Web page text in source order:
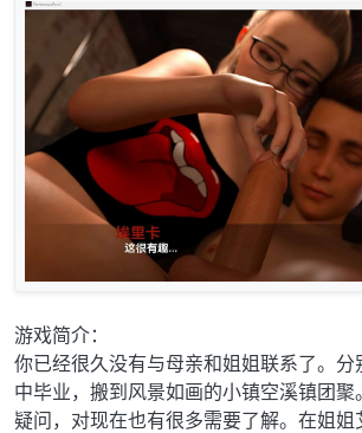
游戏简介：
你已经很久没有与母亲和姐姐联系了。分
中毕业，搬到风景如画的小镇空溪镇团聚
疑问，对现在也有很多需要了解。在姐姐